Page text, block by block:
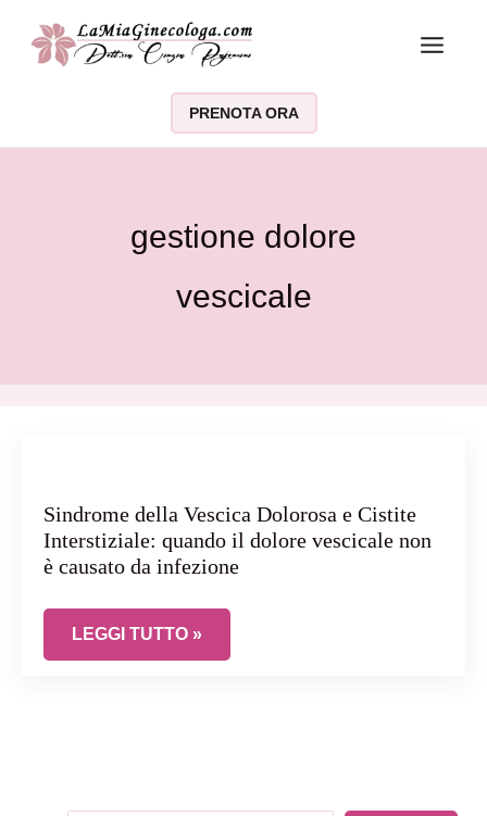
PRENOTA ORA
gestione dolore
vescicale
Sindrome della Vescica Dolorosa e Cistite
Interstiziale: quando il dolore vescicale non
è causato da infezione
SINDROME DELLA VESCICA DOLOROSA E
LEGGI TUTTO »